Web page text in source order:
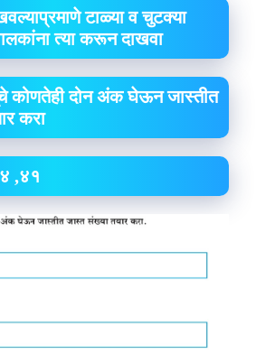
टाळ्या व चुटक्या
त्या करून दाखवा
कोणतेही दोन अंक घेऊन जास्तीत
करा
,४१